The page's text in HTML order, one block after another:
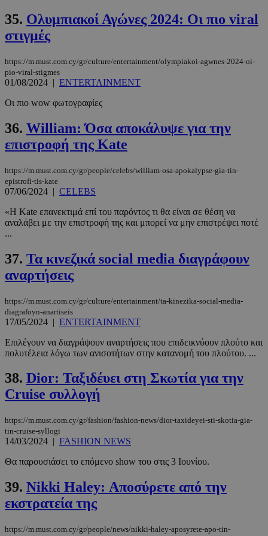
35. Ολυμπιακοί Αγώνες 2024: Οι πιο viral
στιγμές
https://m.must.com.cy/gr/culture/entertainment/olympiakoi-agwnes-2024-oi-
pio-viral-stigmes
01/08/2024 | ENTERTAINMENT
Οι πιο wow φωτογραφίες
36. William: Όσα αποκάλυψε για την
επιστροφή της Kate
https://m.must.com.cy/gr/people/celebs/william-osa-apokalypse-gia-tin-
epistrofi-tis-kate
07/06/2024 | CELEBS
«Η Kate επανεκτιμά επί του παρόντος τι θα είναι σε θέση να
αναλάβει με την επιστροφή της και μπορεί να μην επιστρέψει ποτέ
...
37. Τα κινεζικά social media διαγράφουν
αναρτήσεις
https://m.must.com.cy/gr/culture/entertainment/ta-kinezika-social-media-
diagrafoyn-anartiseis
17/05/2024 | ENTERTAINMENT
Επιλέγουν να διαγράψουν αναρτήσεις που επιδεικνύουν πλούτο και
πολυτέλεια λόγω των ανισοτήτων στην κατανομή του πλούτου. ...
38. Dior: Ταξιδέυει στη Σκωτία για την
Cruise συλλογή
https://m.must.com.cy/gr/fashion/fashion-news/dior-taxideyei-sti-skotia-gia-
tin-cruise-syllogi
14/03/2024 | FASHION NEWS
Θα παρουσιάσει τo επόμενο show του στις 3 Ιουνίου.
39. Nikki Haley: Αποσύρετε από την
εκστρατεία της
https://m.must.com.cy/gr/people/news/nikki-haley-aposyrete-apo-tin-